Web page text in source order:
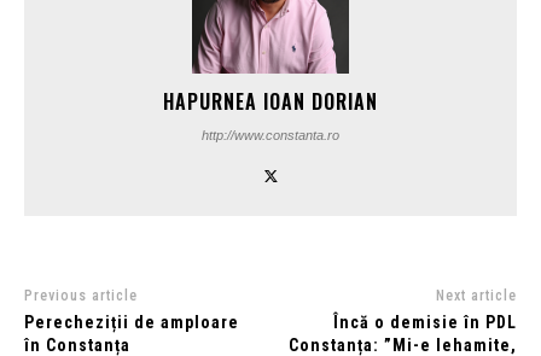
HAPURNEA IOAN DORIAN
http://www.constanta.ro
Previous article
Perecheziții de amploare
în Constanța
Next article
Încă o demisie în PDL
Constanța: ”Mi-e lehamite,